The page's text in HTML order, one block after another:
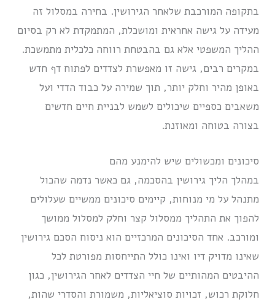
בתקופה המורכבת שלאחר הגירושין. בחירה במסלול זה
מעידה על גישה אחראית ומושכלת, המתמקדת לא רק בסיום
ההליך המשפטי אלא גם בהבטחת רווחה כלכלית מתמשכת.
במקרים רבים, גישה זו מאפשרת לצדדים לפתוח דף חדש
באופן מהיר וחלק יותר, תוך שמירה על כבוד הדדי ועל
משאבים כספיים שיכולים לשמש לבניית חיים חדשים
בצורה בטוחה ומאוזנת.
סיכונים ומכשולים שיש להימנע מהם
במהלך הליך גירושין בהסכמה, גם כאשר נדמה שהכול
מתנהל על מי מנוחות, קיימים סיכונים ממשיים שעלולים
להפוך את התהליך ממסלול קצר וחלק למסלול ממושך
ומורכב. אחד הסיכונים המרכזיים הוא ניסוח הסכם גירושין
שאינו מדויק דיו ואינו כולל התייחסות מפורטת לכל
ההיבטים המהותיים של חיי הצדדים לאחר הגירושין, כגון
חלוקת רכוש, זכויות סוציאליות, משמורת והסדרי שהות,